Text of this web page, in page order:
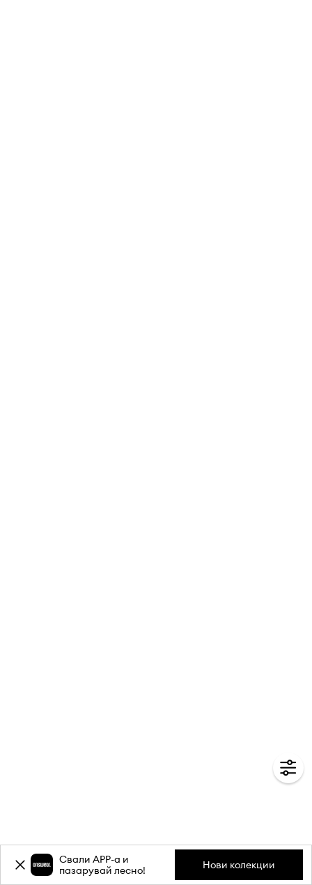
Свали APP-a и
пазарувай лесно!
Нови колекции